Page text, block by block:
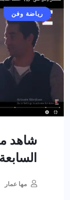
أخبار عامة
رياضة وفن
شاهد
مها عمار